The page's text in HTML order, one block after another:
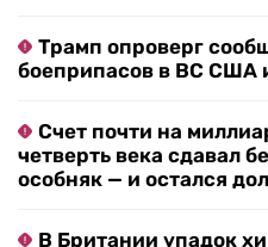
Трамп опроверг
боеприпасов в ВС США
Счет почти на
четверть века сдавал
особняк — и остался
В Британии упадок